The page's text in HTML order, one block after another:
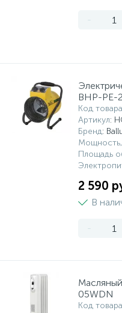
-
BHP-PE-
Код товара
Артикул:
Бренд:
Площадь
2 590
В
-
05WDN
Код товара